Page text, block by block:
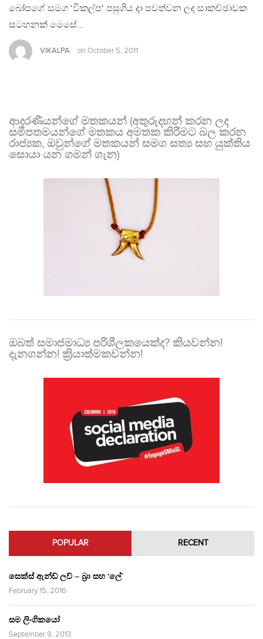
බෝපගේ සමග ‘විකල්ප‘ පසුගිය දා පවත්වන ලද සාකච්ඡාවක
සටහනක් මෙසේ…
VIKALPA on October 5, 2011
ආදරණීයන්ගේ මතකයන් (අතුරුදහන් කරන ලද
සමීපතමයන්ගේ මතකය අමතක කිරීමට බල කරන
රාජ්‍යක, ඔවුන්ගේ මතකයන් සමග සත්‍ය සහ යුක්තිය
සොයා යන ගමන් ගැන)
ඔබත් සමාජමාධ්‍ය පරිශීලකයෙක්ද? කියවන්න!
දැනගන්න! ක්‍රියාත්මකවන්න!
POPULAR RECENT
සෙක්ස් ඇන්ඩ් ලව් – බ්‍රා සහ ‘ලේ’
February 15, 2016
සම ලිංගිකයෝ
September 9, 2013